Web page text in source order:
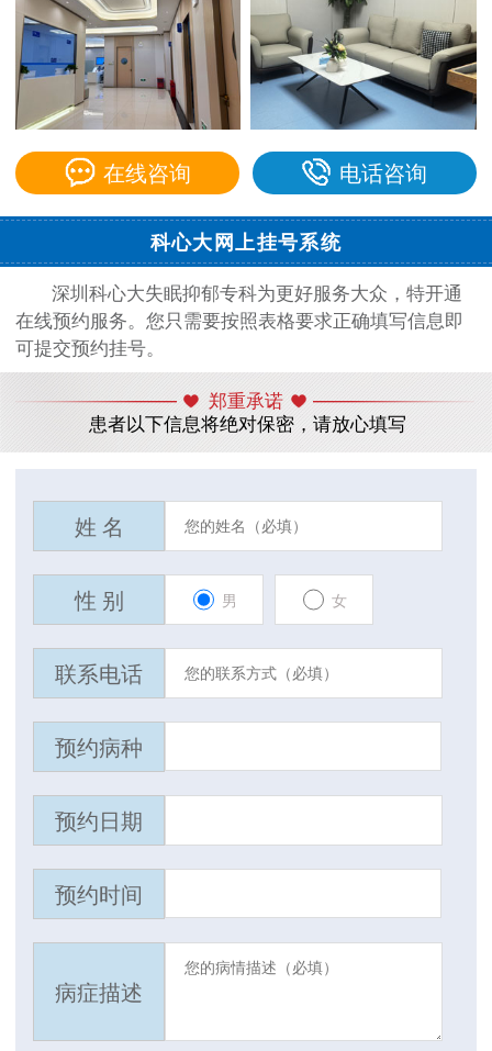
在线咨询 电话咨询
科心大网上挂号系统
深圳科心大失眠抑郁专科为更好服务大众，特开通
在线预约服务。您只需要按照表格要求正确填写信息即
可提交预约挂号。
郑重承诺
患者以下信息将绝对保密，请放心填写
姓 名
性 别 男 女
联系电话
预约病种
预约日期
预约时间
病症描述